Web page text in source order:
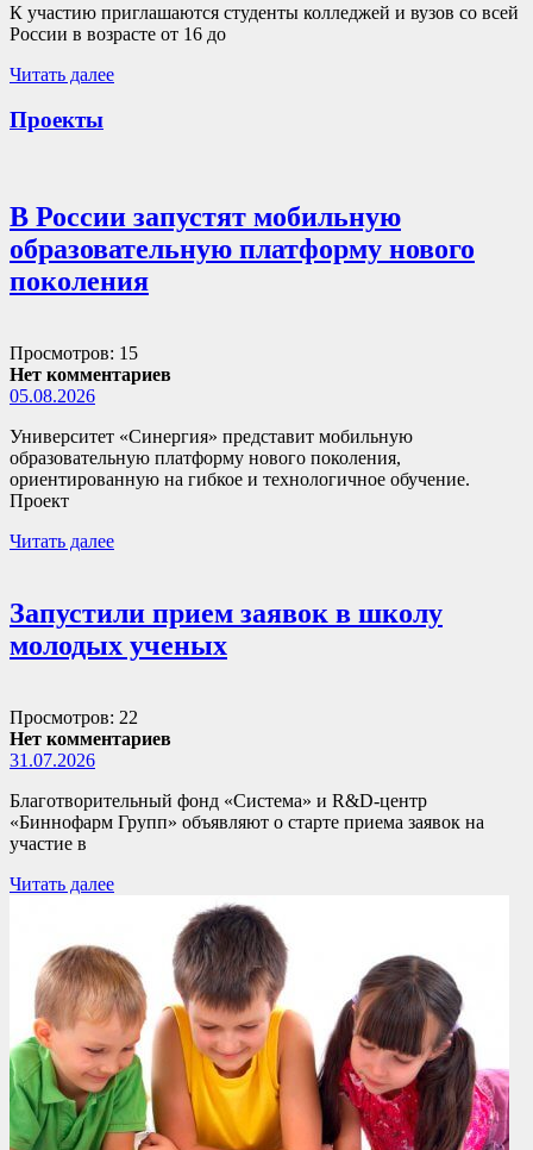
К участию приглашаются студенты колледжей и вузов со всей
России в возрасте от 16 до
Читать далее
Проекты
В России запустят мобильную
образовательную платформу нового
поколения
Просмотров: 15
Нет комментариев
05.08.2026
Университет «Синергия» представит мобильную
образовательную платформу нового поколения,
ориентированную на гибкое и технологичное обучение.
Проект
Читать далее
Запустили прием заявок в школу
молодых ученых
Просмотров: 22
Нет комментариев
31.07.2026
Благотворительный фонд «Система» и R&D-центр
«Биннофарм Групп» объявляют о старте приема заявок на
участие в
Читать далее